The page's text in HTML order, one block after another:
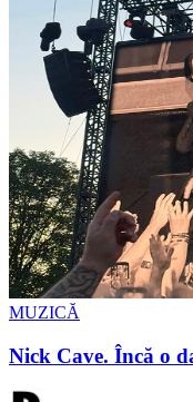
MUZICĂ
Nick Cave. Încă o